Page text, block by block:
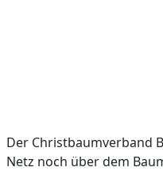
Der Christbaumverband
Netz noch über dem